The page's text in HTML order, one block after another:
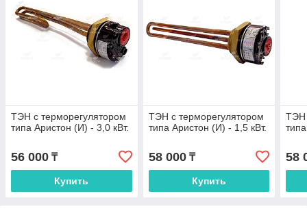
ТЭН с терморегулятором
типа Аристон (И) - 3,0 кВт.
56 000 ₸
Купить
ТЭН с терморегулятором
типа Аристон (И) - 1,5 кВт.
58 000₸
Купить
ТЭН
58